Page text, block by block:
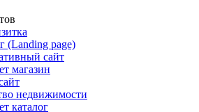
(Landing page)
сайт
магазин
недвижимости
каталог